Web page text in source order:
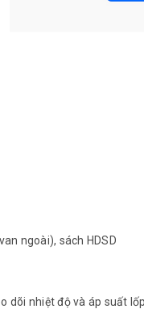
ngoài), sách HDSD
dõi nhiệt độ và áp suất